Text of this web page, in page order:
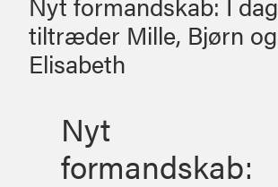
tiltræder Mille, Bjørn og
Elisabeth
Nyt
formandskab: